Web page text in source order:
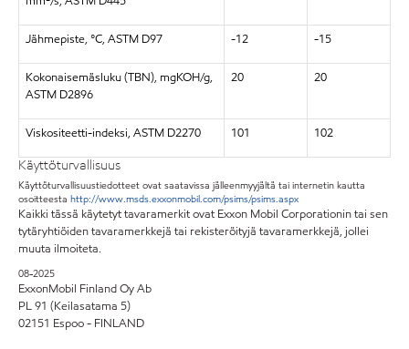
Jähmepiste, °C, ASTM D97 -12 -15
Kokonaisemäsluku (TBN), mgKOH/g,
ASTM D2896
20 20
Viskositeetti-indeksi, ASTM D2270 101 102
Käyttöturvallisuus
Käyttöturvallisuustiedotteet ovat saatavissa jälleenmyyjältä tai internetin kautta
osoitteesta http://www.msds.exxonmobil.com/psims/psims.aspx
Kaikki tässä käytetyt tavaramerkit ovat Exxon Mobil Corporationin tai sen
tytäryhtiöiden tavaramerkkejä tai rekisteröityjä tavaramerkkejä, jollei
muuta ilmoiteta.
08-2025
ExxonMobil Finland Oy Ab
PL 91 (Keilasatama 5)
02151 Espoo - FINLAND